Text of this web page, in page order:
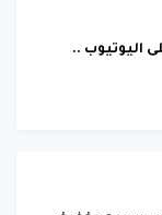
اليوتيوب ..